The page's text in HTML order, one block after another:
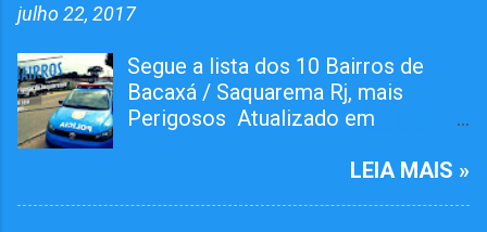
julho 22, 2017
Segue a lista dos 10 Bairros de
Bacaxá / Saquarema Rj, mais
Perigosos Atualizado em
Tiroteiro essa semana, não esta na
LEIA MAIS »